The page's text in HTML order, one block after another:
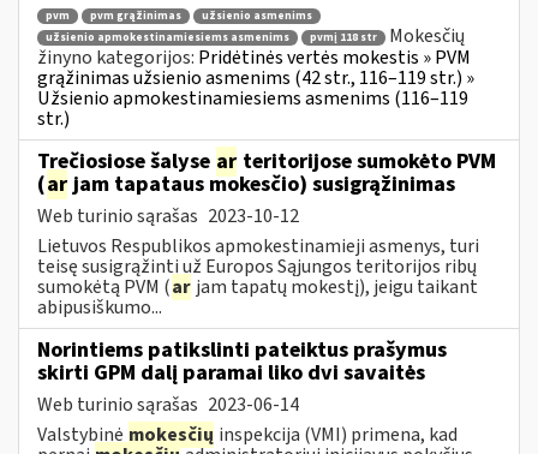
pvm pvm grąžinimas
užsienio asmenims
užsienio apmokestinamiesiems asmenims
pvmį 118 str
Mokesčių
žinyno kategorijos: Pridėtinės vertės mokestis » PVM
grąžinimas užsienio asmenims (42 str., 116–119 str.) »
Užsienio apmokestinamiesiems asmenims (116–119
str.)
Trečiosiose šalyse ar teritorijose sumokėto PVM
(arjam tapataus mokesčio) susigrąžinimas
Web turinio sąrašas 2023-10-12
Lietuvos Respublikos apmokestinamieji asmenys, turi
teisę susigrąžinti už Europos Sąjungos teritorijos ribų
sumokėtą PVM (ar jam tapatų mokestį), jeigu taikant
abipusiškumo...
Norintiems patikslinti pateiktus prašymus
skirti GPM dalį paramai liko dvi savaitės
Web turinio sąrašas 2023-06-14
Valstybinė mokesčių inspekcija (VMI) primena, kad